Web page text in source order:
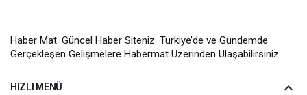
Haber Mat. Güncel Haber Siteniz. Türkiye’de ve Gündemde
Gerçekleşen Gelişmelere Habermat Üzerinden Ulaşabilirsiniz.
HIZLI MENÜ